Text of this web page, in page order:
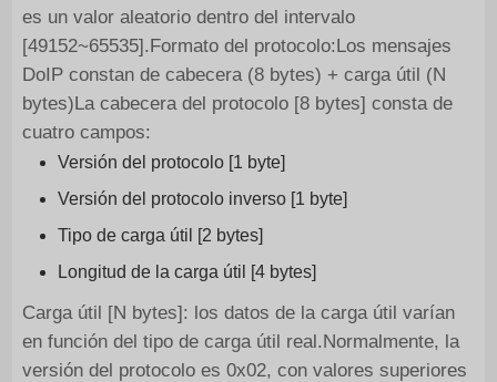
es un valor aleatorio dentro del intervalo
[49152~65535].Formato del protocolo:Los mensajes
DoIP constan de cabecera (8 bytes) + carga útil (N
bytes)La cabecera del protocolo [8 bytes] consta de
cuatro campos:
Versión del protocolo [1 byte]
Versión del protocolo inverso [1 byte]
Tipo de carga útil [2 bytes]
Longitud de la carga útil [4 bytes]
Carga útil [N bytes]: los datos de la carga útil varían
en función del tipo de carga útil real.Normalmente, la
versión del protocolo es 0x02, con valores superiores